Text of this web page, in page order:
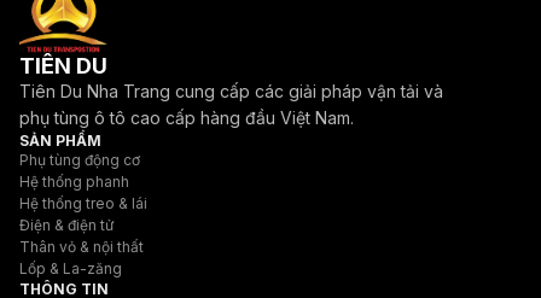
TIÊN DU
Tiên Du Nha Trang cung cấp các giải pháp vận tải và
phụ tùng ô tô cao cấp hàng đầu Việt Nam.
SẢN PHẨM
Phụ tùng động cơ
Hệ thống phanh
Hệ thống treo & lái
Điện & điện tử
Thân vỏ & nội thất
Lốp & La-zăng
THÔNG TIN